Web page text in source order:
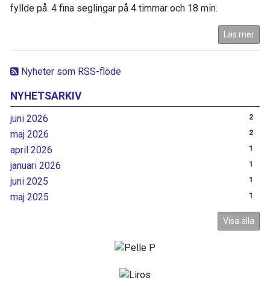
Nyheter som RSS-flöde
NYHETSARKIV
juni 2026 2
maj 2026 2
april 2026 1
januari 2026 1
juni 2025 1
maj 2025 1
Visa alla
fyllde på. 4 fina seglingar på 4 timmar och 18 min.
Läs mer